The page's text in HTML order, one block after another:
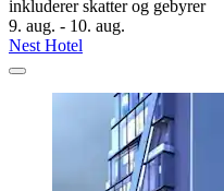
inkluderer skatter og gebyrer
9. aug. - 10. aug.
Nest Hotel